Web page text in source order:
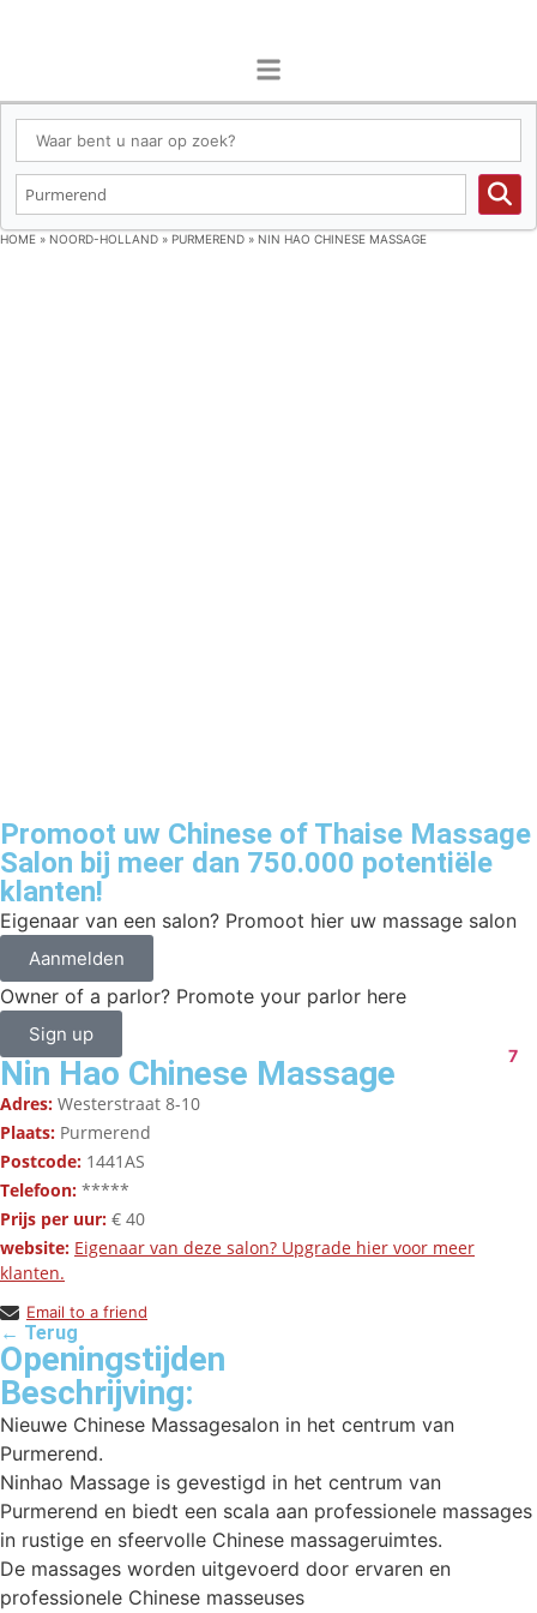
HOME » NOORD-HOLLAND » PURMEREND » NIN HAO CHINESE MASSAGE
Promoot uw Chinese of Thaise Massage
Salon bij meer dan 750.000 potentiële
klanten!
Eigenaar van een salon? Promoot hier uw massage salon
Aanmelden
Owner of a parlor? Promote your parlor here
Sign up
Nin Hao Chinese Massage 7
Adres: Westerstraat 8-10
Plaats: Purmerend
Postcode: 1441AS
Telefoon: *****
Prijs per uur: € 40
website: Eigenaar van deze salon? Upgrade hier voor meer
klanten.
Email to a friend
← Terug
Openingstijden
Beschrijving:
Nieuwe Chinese Massagesalon in het centrum van
Purmerend.
Ninhao Massage is gevestigd in het centrum van
Purmerend en biedt een scala aan professionele massages
in rustige en sfeervolle Chinese massageruimtes.
De massages worden uitgevoerd door ervaren en
professionele Chinese masseuses